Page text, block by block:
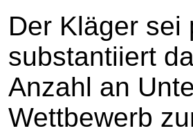
Der Kläger sei
substantiiert
Anzahl an
Wettbewerb